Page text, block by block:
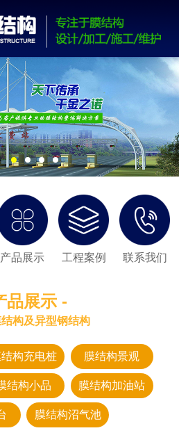
产品展示 工程案例 联系我们
品展示 -
构及异型钢结构
结构充电桩 膜结构景观
结构小品 膜结构加油站
膜结构沼气池